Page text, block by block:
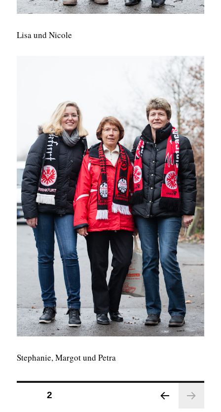
Lisa und Nicole
Stephanie, Margot und Petra
Seitennummerierung
SEITE2